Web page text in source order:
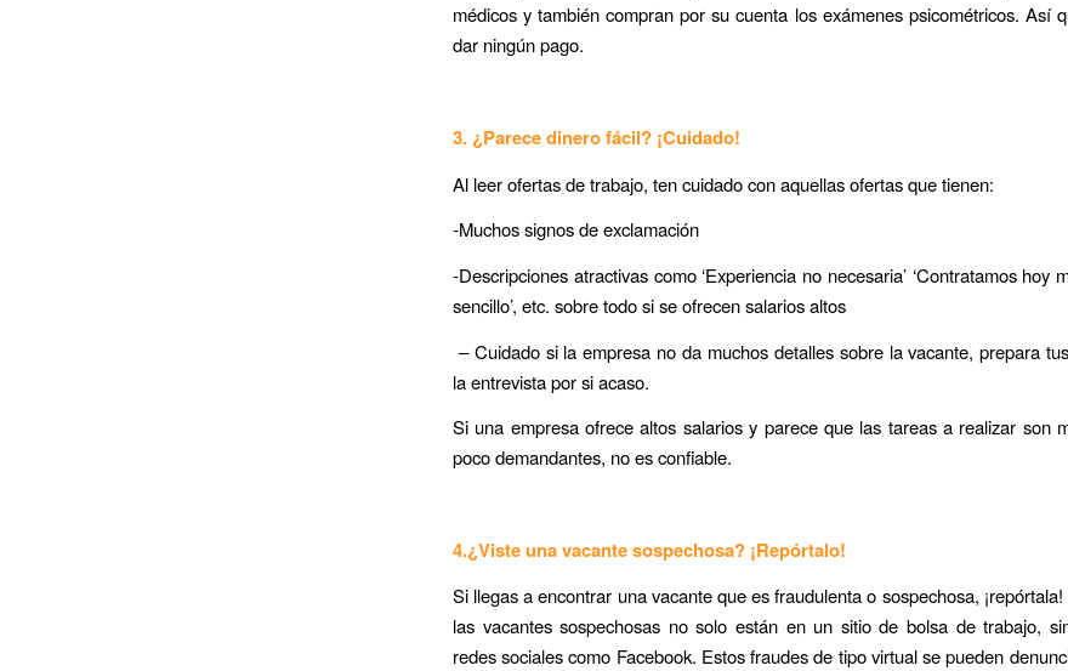
médicos y también compran por su cuenta los exámenes psicométricos. Así
dar ningún pago.
3. ¿Parece dinero fácil? ¡Cuidado!
Al leer ofertas de trabajo, ten cuidado con aquellas ofertas que tienen:
-Muchos signos de exclamación
-Descripciones atractivas como ‘Experiencia no necesaria’ ‘Contratamos hoy
sencillo’, etc. sobre todo si se ofrecen salarios altos
– Cuidado si la empresa no da muchos detalles sobre la vacante, prepara
la entrevista por si acaso.
Si una empresa ofrece altos salarios y parece que las tareas a realizar son
poco demandantes, no es confiable.
4.¿Viste una vacante sospechosa? ¡Repórtalo!
Si llegas a encontrar una vacante que es fraudulenta o sospechosa,
las vacantes sospechosas no solo están en un sitio de bolsa de trabajo,
redes sociales como Facebook. Estos fraudes de tipo virtual se pueden